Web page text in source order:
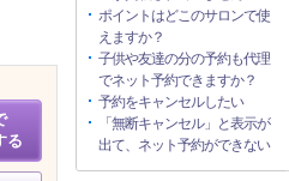
る
ポイントはどこのサロンで使
えますか？
子供や友達の分の予約も代理
でネット予約できますか？
予約をキャンセルしたい
「無断キャンセル」と表示が
出て、ネット予約ができない